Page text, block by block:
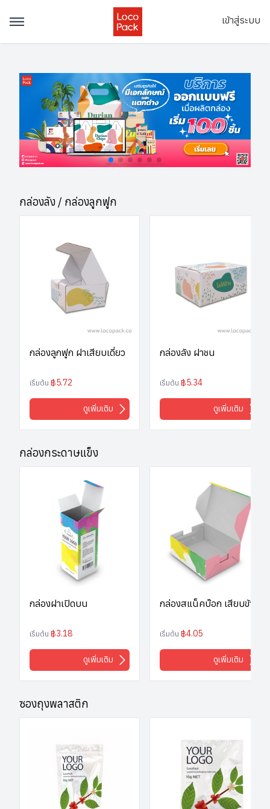
เข้าสู่ระบบ
กล่องลัง / กล่องลูกฟูก
กล่องลูกฟูก ฝาเสียบเดี่ยว
เริ่มต้น ฿5.72
ดูเพิ่มเติม
กล่องลัง ฝาชน
เริ่มต้น ฿5.34
ดูเพิ่มเติม
กล่องกระดาษแข็ง
กล่องฝาเปิดบน
เริ่มต้น ฿3.18
ดูเพิ่มเติม
กล่องสแน็คบ๊อก เสียบข้าง
เริ่มต้น ฿4.05
ดูเพิ่มเติม
ซองถุงพลาสติก